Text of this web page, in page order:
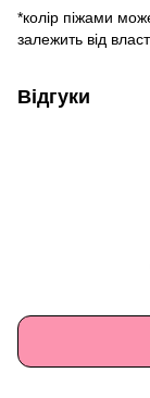
*колір піжами
залежить від
Відгуки